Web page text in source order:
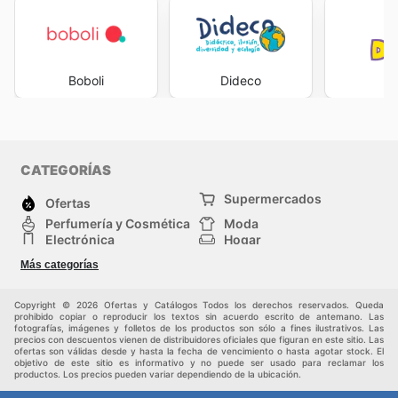
Boboli Dideco
CATEGORÍAS
Ofertas
Supermercados
Perfumería y Cosmética
Moda
Electrónica
Hogar
Deporte
Juguetes y bebés
Más categorías
Copyright © 2026 Ofertas y Catálogos Todos los derechos reservados. Queda
prohibido copiar o reproducir los textos sin acuerdo escrito de antemano. Las
fotografías, imágenes y folletos de los productos son sólo a fines ilustrativos. Las
precios con descuentos vienen de distribuidores oficiales que figuran en este sitio. Las
ofertas son válidas desde y hasta la fecha de vencimiento o hasta agotar stock. El
objetivo de este sitio es informativo y no puede ser usado para reclamar los
productos. Los precios pueden variar dependiendo de la ubicación.